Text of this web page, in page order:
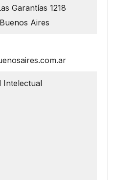
Garantías 1218
Aires
Intelectual